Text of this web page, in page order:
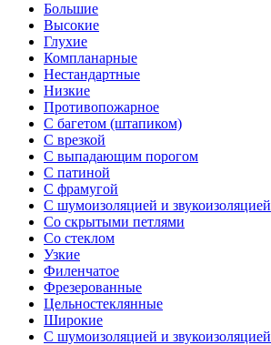
Большие
Высокие
Глухие
Компланарные
Нестандартные
Низкие
Противопожарное
С багетом (штапиком)
С врезкой
С выпадающим порогом
С патиной
С фрамугой
С шумоизоляцией и звукоизоляцией
Со скрытыми петлями
Со стеклом
Узкие
Филенчатое
Фрезерованные
Цельностеклянные
Широкие
С шумоизоляцией и звукоизоляцией